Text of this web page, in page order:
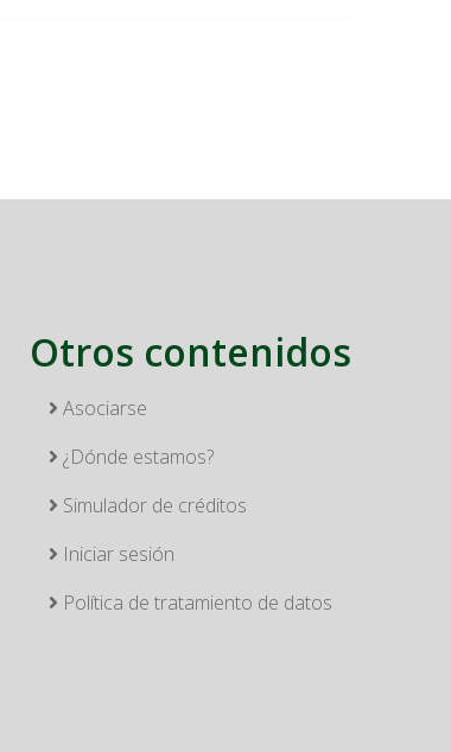
Otros contenidos
Asociarse
¿Dónde estamos?
Simulador de créditos
Iniciar sesión
Política de tratamiento de datos